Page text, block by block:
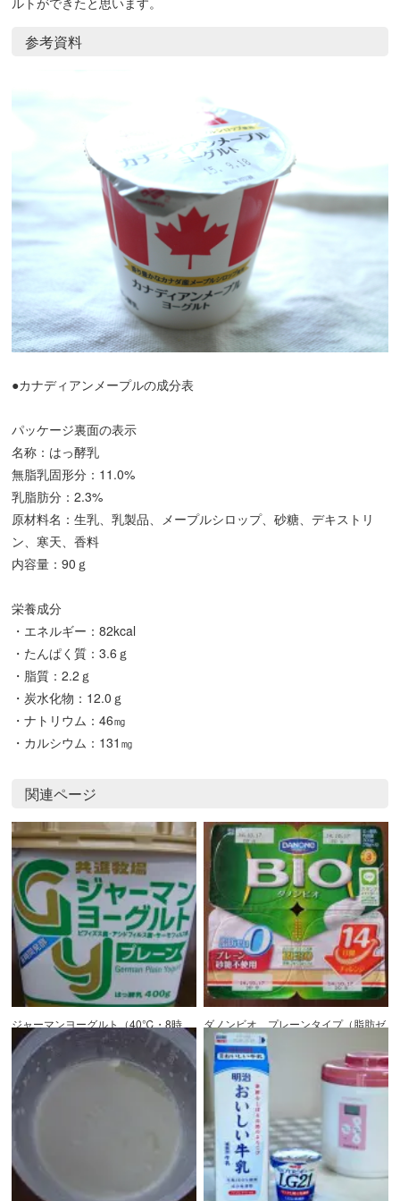
参考資料
●カナディアンメープルの成分表
パッケージ裏面の表示
名称：はっ酵乳
無脂乳固形分：11.0%
乳脂肪分：2.3%
原材料名：生乳、乳製品、メープルシロップ、砂糖、デキストリ
ン、寒天、香料
内容量：90ｇ
栄養成分
・エネルギー：82kcal
・たんぱく質：3.6ｇ
・脂質：2.2ｇ
・炭水化物：12.0ｇ
・ナトリウム：46㎎
・カルシウム：131㎎
関連ページ
ジャーマンヨーグルト（40℃・8時
間）
ダノンビオ プレーンタイプ（脂肪ゼ
ロ砂糖不使用・1000ml）